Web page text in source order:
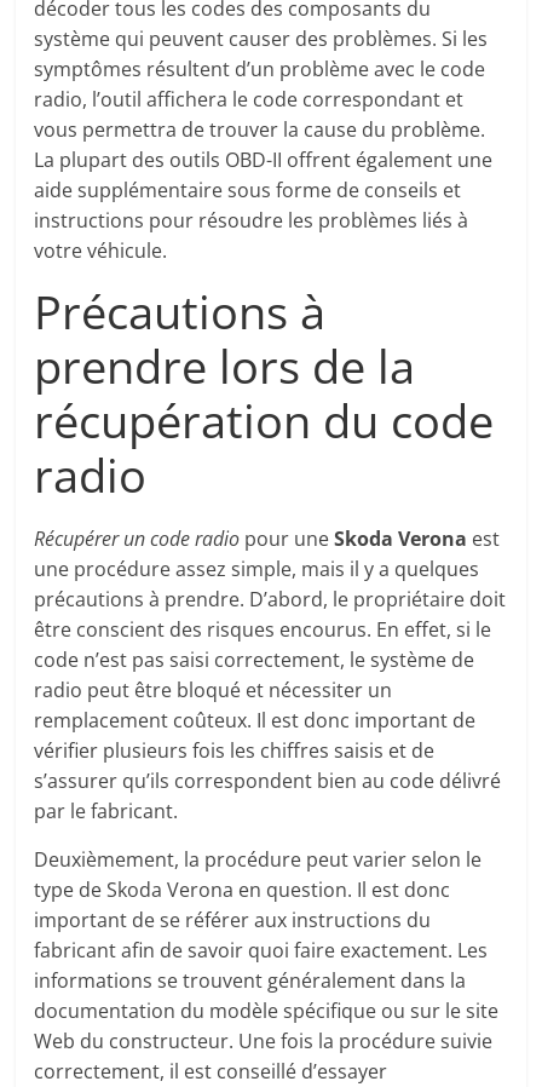
décoder tous les codes des composants du
système qui peuvent causer des problèmes. Si les
symptômes résultent d’un problème avec le code
radio, l’outil affichera le code correspondant et
vous permettra de trouver la cause du problème.
La plupart des outils OBD-II offrent également une
aide supplémentaire sous forme de conseils et
instructions pour résoudre les problèmes liés à
votre véhicule.
Précautions à
prendre lors de la
récupération du code
radio
Récupérer un code radio pour uneSkoda Verona est
une procédure assez simple, mais il y a quelques
précautions à prendre. D’abord, le propriétaire doit
être conscient des risques encourus. En effet, si le
code n’est pas saisi correctement, le système de
radio peut être bloqué et nécessiter un
remplacement coûteux. Il est donc important de
vérifier plusieurs fois les chiffres saisis et de
s’assurer qu’ils correspondent bien au code délivré
par le fabricant.
Deuxièmement, la procédure peut varier selon le
type de Skoda Verona en question. Il est donc
important de se référer aux instructions du
fabricant afin de savoir quoi faire exactement. Les
informations se trouvent généralement dans la
documentation du modèle spécifique ou sur le site
Web du constructeur. Une fois la procédure suivie
correctement, il est conseillé d’essayer